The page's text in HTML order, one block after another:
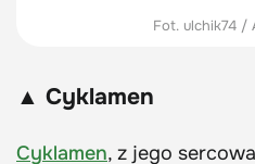
Fot. ulchik74 /
▲ Cyklamen
Cyklamen, z jego